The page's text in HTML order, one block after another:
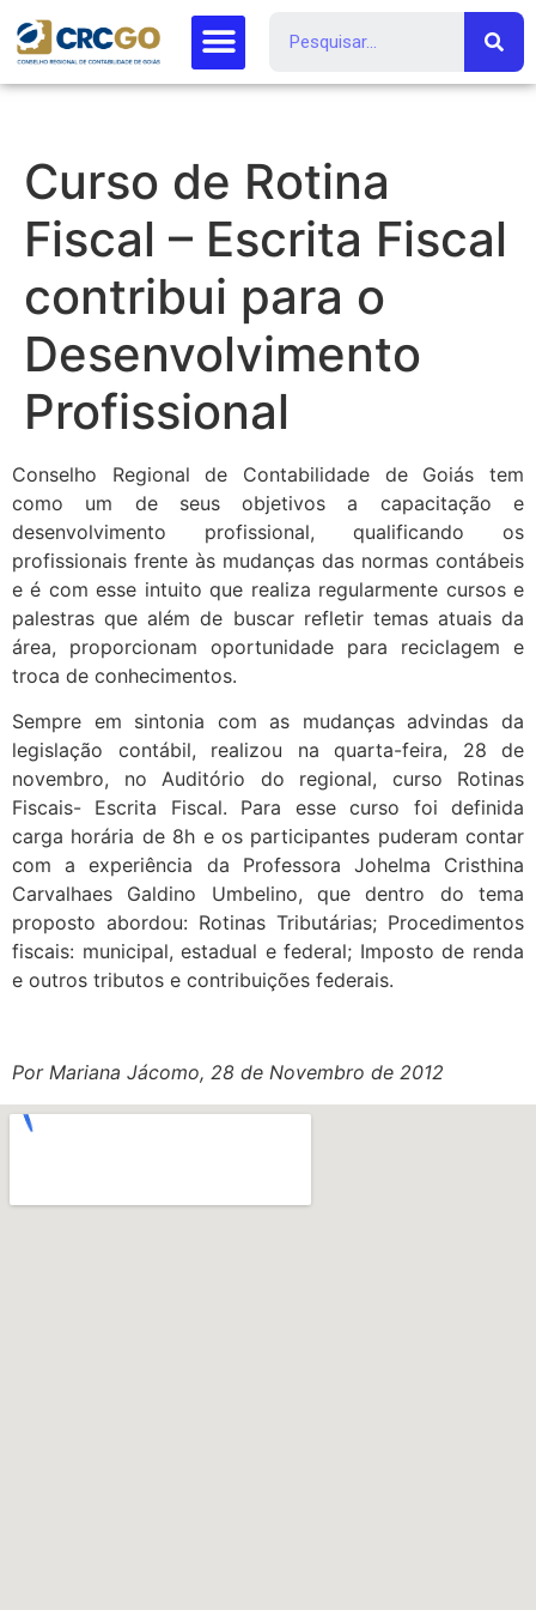
Curso de Rotina
Fiscal – Escrita Fiscal
contribui para o
Desenvolvimento
Profissional
Conselho Regional de Contabilidade de Goiás tem
como um de seus objetivos a capacitação e
desenvolvimento profissional, qualificando os
profissionais frente às mudanças das normas contábeis
e é com esse intuito que realiza regularmente cursos e
palestras que além de buscar refletir temas atuais da
área, proporcionam oportunidade para reciclagem e
troca de conhecimentos.
Sempre em sintonia com as mudanças advindas da
legislação contábil, realizou na quarta-feira, 28 de
novembro, no Auditório do regional, curso Rotinas
Fiscais- Escrita Fiscal. Para esse curso foi definida
carga horária de 8h e os participantes puderam contar
com a experiência da Professora Johelma Cristhina
Carvalhaes Galdino Umbelino, que dentro do tema
proposto abordou: Rotinas Tributárias; Procedimentos
fiscais: municipal, estadual e federal; Imposto de renda
e outros tributos e contribuições federais.
Por Mariana Jácomo, 28 de Novembro de 2012